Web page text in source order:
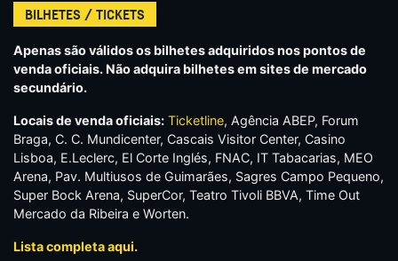
BILHETES / TICKETS
Apenas são válidos os bilhetes adquiridos nos pontos de
venda oficiais. Não adquira bilhetes em sites de mercado
secundário.
Locais de venda oficiais: Ticketline, Agência ABEP, Forum
Braga, C. C. Mundicenter, Cascais Visitor Center, Casino
Lisboa, E.Leclerc, El Corte Inglés, FNAC, IT Tabacarias, MEO
Arena, Pav. Multiusos de Guimarães, Sagres Campo Pequeno,
Super Bock Arena, SuperCor, Teatro Tivoli BBVA, Time Out
Mercado da Ribeira e Worten.
Lista completa aqui.